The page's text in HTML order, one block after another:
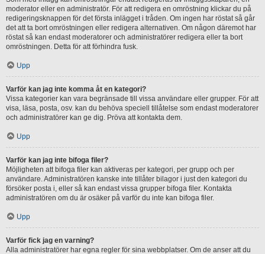
moderator eller en administratör. För att redigera en omröstning klickar du på
redigeringsknappen för det första inlägget i tråden. Om ingen har röstat så går
det att ta bort omröstningen eller redigera alternativen. Om någon däremot har
röstat så kan endast moderatorer och administratörer redigera eller ta bort
omröstningen. Detta för att förhindra fusk.
Upp
Varför kan jag inte komma åt en kategori?
Vissa kategorier kan vara begränsade till vissa användare eller grupper. För att
visa, läsa, posta, osv. kan du behöva speciell tillåtelse som endast moderatorer
och administratörer kan ge dig. Pröva att kontakta dem.
Upp
Varför kan jag inte bifoga filer?
Möjligheten att bifoga filer kan aktiveras per kategori, per grupp och per
användare. Administratören kanske inte tillåter bilagor i just den kategori du
försöker posta i, eller så kan endast vissa grupper bifoga filer. Kontakta
administratören om du är osäker på varför du inte kan bifoga filer.
Upp
Varför fick jag en varning?
Alla administratörer har egna regler för sina webbplatser. Om de anser att du